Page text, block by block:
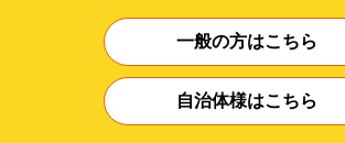
一般の方はこちら
自治体様はこちら